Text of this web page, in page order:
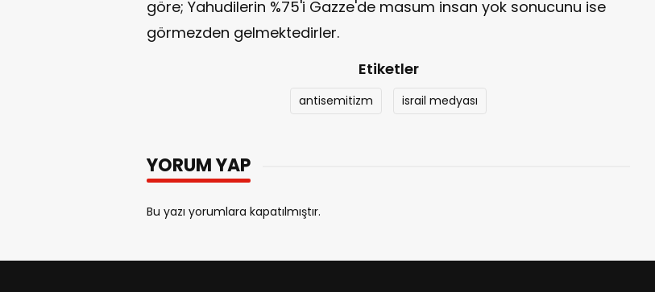
göre; Yahudilerin %75'i Gazze'de masum insan yok sonucunu ise
görmezden gelmektedirler.
Etiketler
antisemitizm israil medyası
YORUM YAP
Bu yazı yorumlara kapatılmıştır.